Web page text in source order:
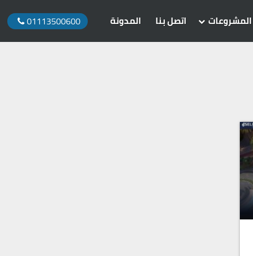
المشروعات اتصل بنا المدونة 01113500600